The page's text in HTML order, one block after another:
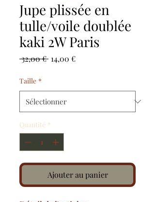
Jupe plissée en
tulle/voile doublée
kaki 2W Paris
32,00 € Prix
14,00 €Prix
Taille *
Quantité *
Ajouter au panier